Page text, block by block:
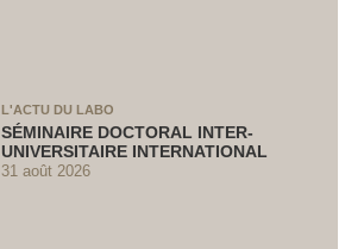
L'ACTU DU LABO
SÉMINAIRE DOCTORAL INTER-
UNIVERSITAIRE INTERNATIONAL
31 août 2026